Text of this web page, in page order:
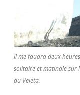
Il me faudra deux
solitaire et matinale sur
du Veleta.